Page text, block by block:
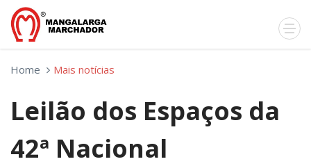
Home Mais notícias
Leilão dos Espaços da
42ª Nacional